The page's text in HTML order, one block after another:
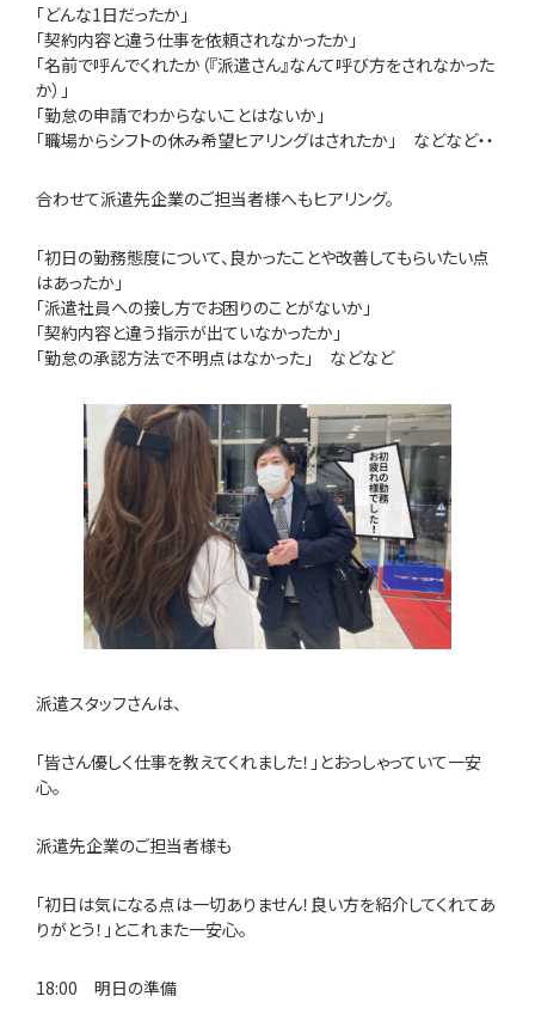
「どんな1日だったか」
「契約内容と違う仕事を依頼されなかったか」
「名前で呼んでくれたか（『派遣さん』なんて呼び方をされなかった
か）」
「勤怠の申請でわからないことはないか」
「職場からシフトの休み希望ヒアリングはされたか」 などなど・・
合わせて派遣先企業のご担当者様へもヒアリング。
「初日の勤務態度について、良かったことや改善してもらいたい点
はあったか」
「派遣社員への接し方でお困りのことがないか」
「契約内容と違う指示が出ていなかったか」
「勤怠の承認方法で不明点はなかった」 などなど
派遣スタッフさんは、
「皆さん優しく仕事を教えてくれました！」とおっしゃっていて一安
心。
派遣先企業のご担当者様も
「初日は気になる点は一切ありません！良い方を紹介してくれてあ
りがとう！」とこれまた一安心。
18:00 明日の準備